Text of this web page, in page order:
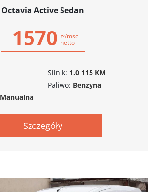
Octavia Active Sedan
1570 zł/msc
netto
Silnik: 1.0 115 KM
Paliwo: Benzyna
Manualna
Szczegóły